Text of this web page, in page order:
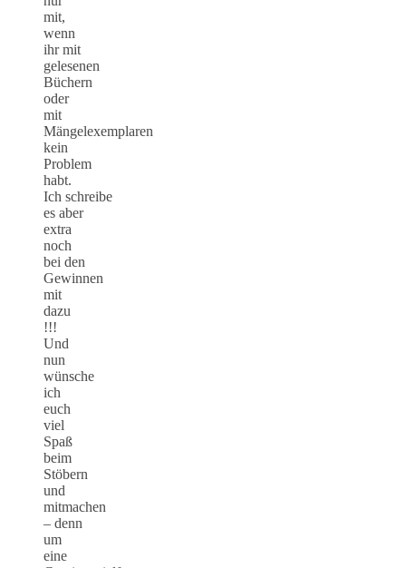
mit,
wenn
ihr mit
gelesenen
Büchern
oder
mit
Mängelexemplaren
kein
Problem
habt.
Ich schreibe
es aber
extra
noch
bei den
Gewinnen
mit
dazu
!!!
Und
nun
wünsche
ich
euch
viel
Spaß
beim
Stöbern
und
mitmachen
– denn
um
eine